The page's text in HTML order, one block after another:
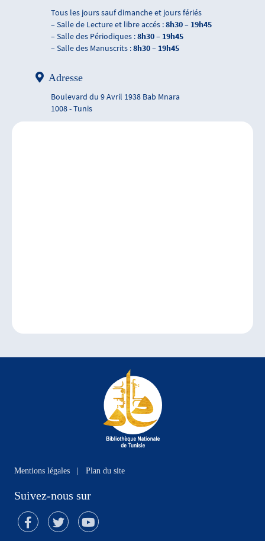
Tous les jours sauf dimanche et jours fériés
– Salle de Lecture et libre accés :8h30 – 19h45
– Salle des Périodiques :8h30 – 19h45
– Salle des Manuscrits :8h30 – 19h45
Adresse
Boulevard du 9 Avril 1938 Bab Mnara
1008 - Tunis
Mentions légales Plan du site
Suivez-nous sur